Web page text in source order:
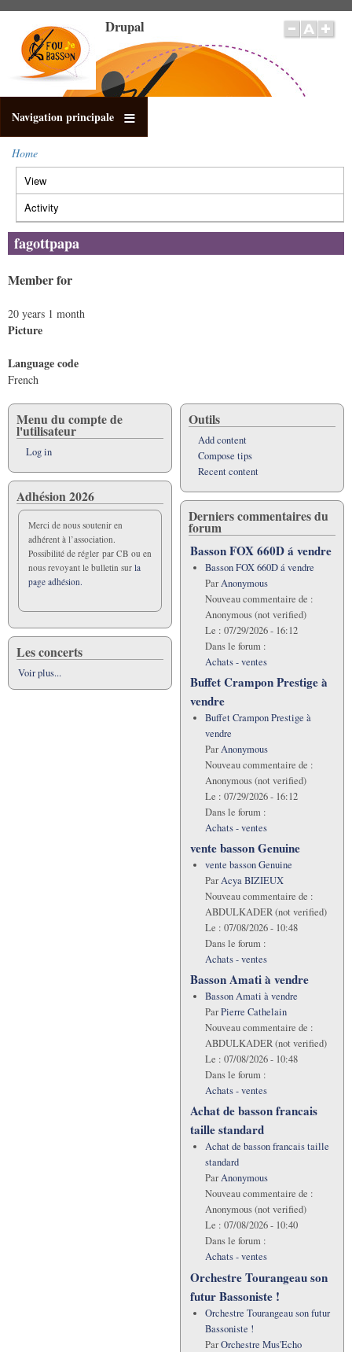
main
content
Drupal
Navigation principale
Breadcrumb
Home
Primary
tabs
View
tab)
Activity
fagottpapa
Member for
20 years 1 month
Picture
Language code
French
Menu du compte de
l'utilisateur
Log in
Adhésion 2026
Merci de nous soutenir en
adhérent à l’association.
Possibilité de régler par CB ou en
nous revoyant le bulletin sur la
page adhésion.
Les concerts
Voir plus...
Outils
Add content
Compose tips
Recent content
Derniers commentaires du
forum
Basson FOX 660D á vendre
Basson FOX 660D á vendre
ParAnonymous
Nouveau commentaire de :
Anonymous (not verified)
Le : 07/29/2026 - 16:12
Dans le forum :
Achats - ventes
Buffet Crampon Prestige à
vendre
Buffet Crampon Prestige à
vendre
ParAnonymous
Nouveau commentaire de :
Anonymous (not verified)
Le : 07/29/2026 - 16:12
Dans le forum :
Achats - ventes
vente basson Genuine
vente basson Genuine
ParAcya BIZIEUX
Nouveau commentaire de :
ABDULKADER (not verified)
Le : 07/08/2026 - 10:48
Dans le forum :
Achats - ventes
Basson Amati à vendre
Basson Amati à vendre
ParPierre Cathelain
Nouveau commentaire de :
ABDULKADER (not verified)
Le : 07/08/2026 - 10:48
Dans le forum :
Achats - ventes
Achat de basson francais
taille standard
Achat de basson francais taille
standard
ParAnonymous
Nouveau commentaire de :
Anonymous (not verified)
Le : 07/08/2026 - 10:40
Dans le forum :
Achats - ventes
Orchestre Tourangeau son
futur Bassoniste !
Orchestre Tourangeau son futur
Bassoniste !
ParOrchestre Mus'Echo